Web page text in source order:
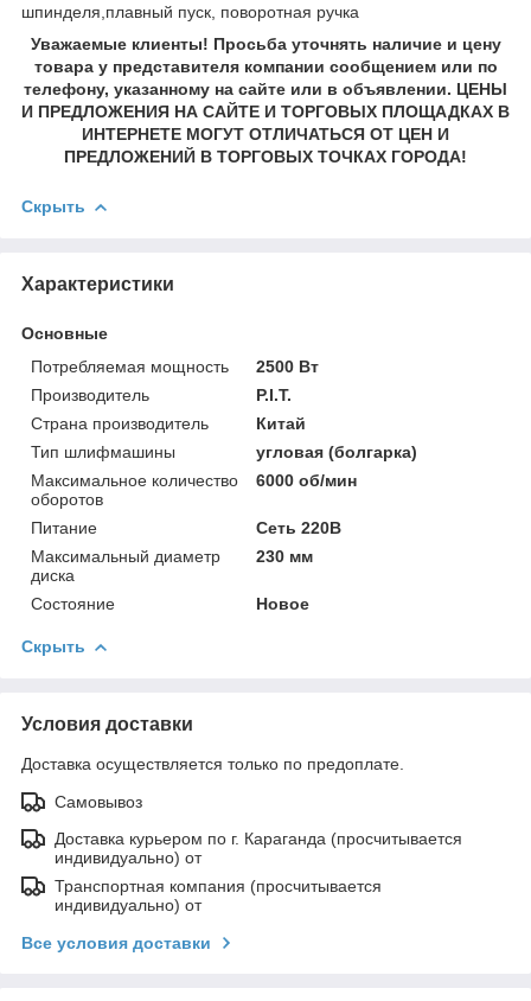
шпинделя,плавный пуск, поворотная ручка
Уважаемые клиенты! Просьба уточнять наличие и цену
товара у представителя компании сообщением или по
телефону, указанному на сайте или в объявлении. ЦЕНЫ
И ПРЕДЛОЖЕНИЯ НА САЙТЕ И ТОРГОВЫХ ПЛОЩАДКАХ В
ИНТЕРНЕТЕ МОГУТ ОТЛИЧАТЬСЯ ОТ ЦЕН И
ПРЕДЛОЖЕНИЙ В ТОРГОВЫХ ТОЧКАХ ГОРОДА!
Скрыть
Характеристики
Основные
Потребляемая мощность
2500 Вт
Производитель
P.I.T.
Страна производитель
Китай
Тип шлифмашины
угловая (болгарка)
Максимальное количество
оборотов
6000 об/мин
Питание
Сеть 220В
Максимальный диаметр
диска
230 мм
Состояние Новое
Скрыть
Условия доставки
Доставка осуществляется только по предоплате.
Самовывоз
Доставка курьером по г. Караганда (просчитывается
индивидуально) от
Транспортная компания (просчитывается
индивидуально) от
Все условия доставки